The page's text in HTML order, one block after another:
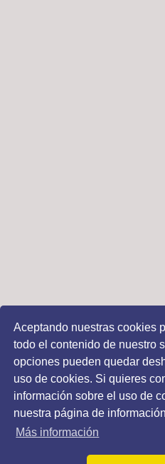
Aceptando nuestras cookies
todo el contenido de nuestro
opciones pueden quedar
uso de cookies. Si quieres
información sobre el uso de
nuestra página de
Más información